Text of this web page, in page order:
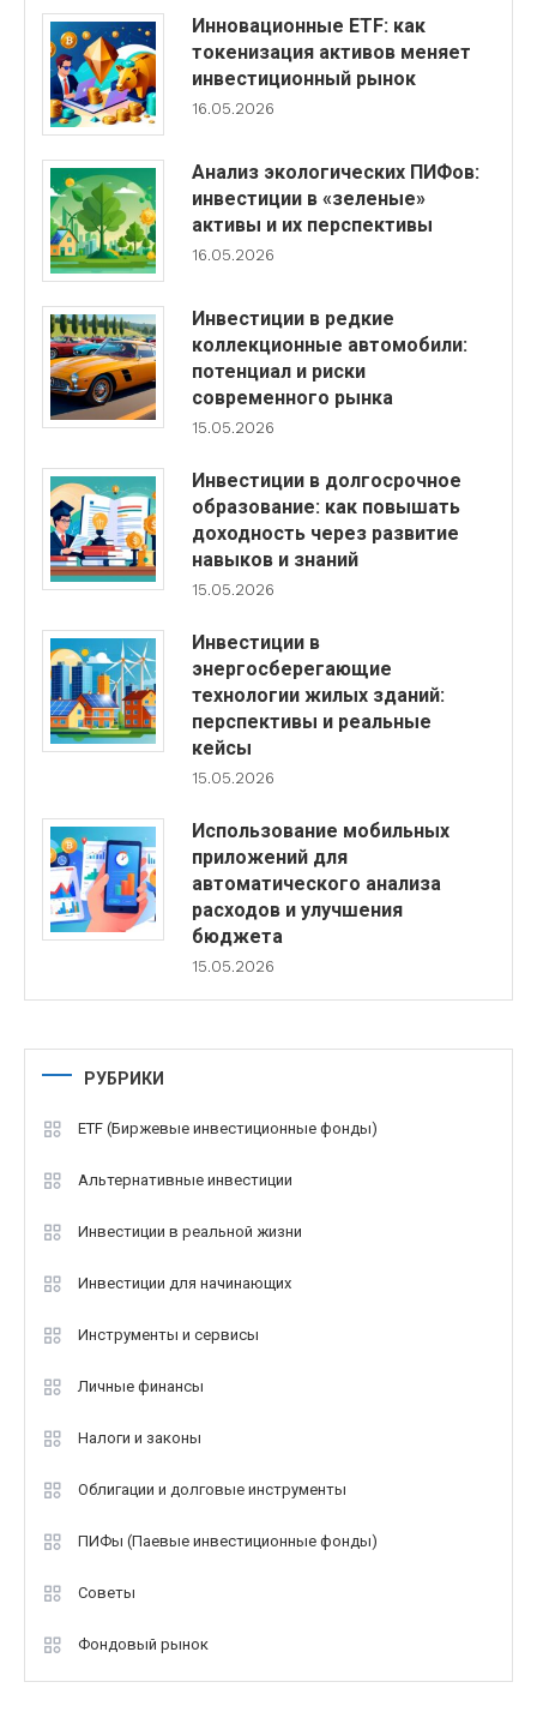
Инновационные ETF: как
токенизация активов меняет
инвестиционный рынок
16.05.2026
Анализ экологических ПИФов:
инвестиции в «зеленые»
активы и их перспективы
16.05.2026
Инвестиции в редкие
коллекционные автомобили:
потенциал и риски
современного рынка
15.05.2026
Инвестиции в долгосрочное
образование: как повышать
доходность через развитие
навыков и знаний
15.05.2026
Инвестиции в
энергосберегающие
технологии жилых зданий:
перспективы и реальные
кейсы
15.05.2026
Использование мобильных
приложений для
автоматического анализа
расходов и улучшения
бюджета
15.05.2026
РУБРИКИ
ETF (Биржевые инвестиционные фонды)
Альтернативные инвестиции
Инвестиции в реальной жизни
Инвестиции для начинающих
Инструменты и сервисы
Личные финансы
Налоги и законы
Облигации и долговые инструменты
ПИФы (Паевые инвестиционные фонды)
Советы
Фондовый рынок